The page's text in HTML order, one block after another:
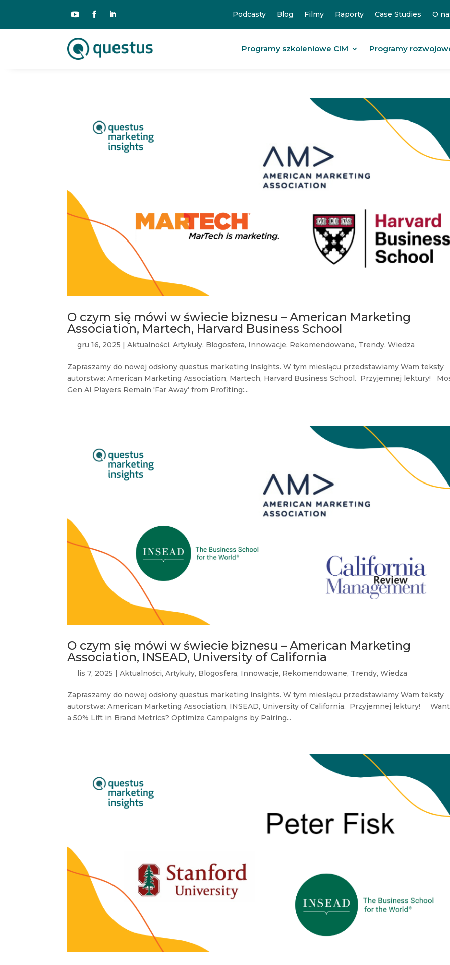
Podcasty Blog Filmy Raporty Case Studies O
Programy szkoleniowe CIM Programy
O czym się mówi w świecie biznesu – American Marketing
Association, Martech, Harvard Business School
gru 16, 2025 |Aktualności,Artykuły, Blogosfera, Innowacje, Rekomendowane, Trendy,Wiedza
Zapraszamy do nowej odsłony questus marketing insights. W tym miesiącu przedstawiamy Wam teksty
autorstwa: American Marketing Association, Martech, Harvard Business School. Przyjemnej lektury!
Gen AI Players Remain 'Far Away’ from Profiting:...
O czym się mówi w świecie biznesu – American Marketing
Association, INSEAD, University of California
lis 7, 2025 |Aktualności,Artykuły, Blogosfera, Innowacje, Rekomendowane, Trendy,Wiedza
Zapraszamy do nowej odsłony questus marketing insights. W tym miesiącu przedstawiamy Wam teksty
autorstwa: American Marketing Association, INSEAD, University of California. Przyjemnej lektury! Want
a 50% Lift in Brand Metrics? Optimize Campaigns by Pairing...